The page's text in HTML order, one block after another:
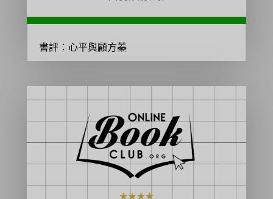
書評：心平與顧方蓁